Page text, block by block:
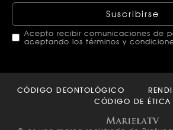
Suscribirse
Acepto recibir comunicaciones de
aceptando los términos y
should
CÓDIGO DEONTOLÓGICO
CÓDIGO DE ÉTICA